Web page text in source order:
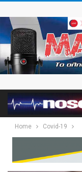
Home Covid-19